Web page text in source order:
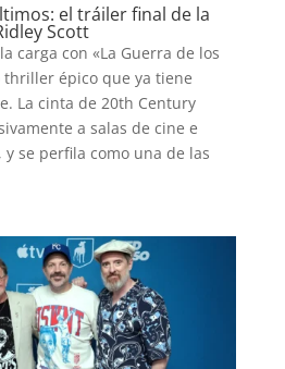
el tráiler final de la
Scott
carga con «La Guerra de los
thriller épico que ya tiene
La cinta de 20th Century
a salas de cine e
y se perfila como una de las